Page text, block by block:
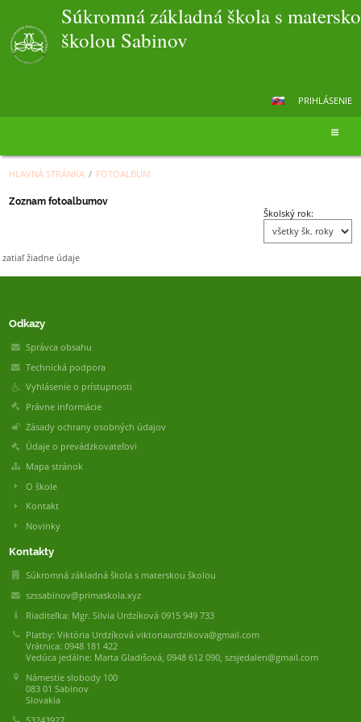
Súkromná základná škola s
školou Sabinov
PRIHLÁSENIE
HLAVNÁ STRÁNKA / FOTOALBUM
Fotoalbum
Zoznam fotoalbumov
Školský rok:
zatiaľ žiadne údaje
Odkazy
Správca obsahu
Technická podpora
Vyhlásenie o prístupnosti
Právne informácie
Zásady ochrany osobných údajov
Údaje o prevádzkovateľovi
Mapa stránok
O škole
Kontakt
Novinky
Kontakty
Súkromná základná škola s materskou školou
szssabinov@primaskola.xyz
Riaditeľka: Mgr. Silvia Urdzíková 0915 949 733
Platby: Viktória Urdzíková viktoriaurdzikova@gmail.com
Vrátnica: 0948 181 422
Vedúca jedálne: Marta Gladišová, 0948 612 090, szsjedalen@gmail.com
Námestie slobody 100
083 01 Sabinov
Slovakia